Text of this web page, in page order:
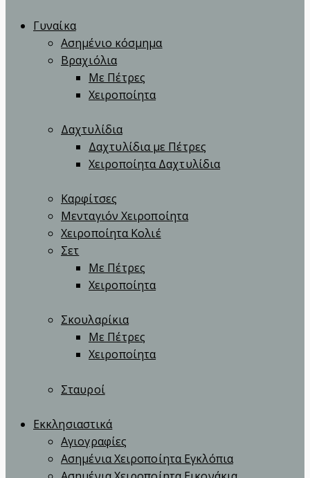
Γυναίκα
Ασημένιο κόσμημα
Βραχιόλια
Με Πέτρες
Χειροποίητα
Δαχτυλίδια
Δαχτυλίδια με Πέτρες
Χειροποίητα Δαχτυλίδια
Καρφίτσες
Μενταγιόν Χειροποίητα
Χειροποίητα Κολιέ
Σετ
Με Πέτρες
Χειροποίητα
Σκουλαρίκια
Με Πέτρες
Χειροποίητα
Σταυροί
Εκκλησιαστικά
Αγιογραφίες
Ασημένια Χειροποίητα Εγκλόπια